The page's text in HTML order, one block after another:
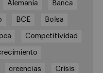
Alemania Banca
BCE Bolsa
Competitividad
creencias Crisis